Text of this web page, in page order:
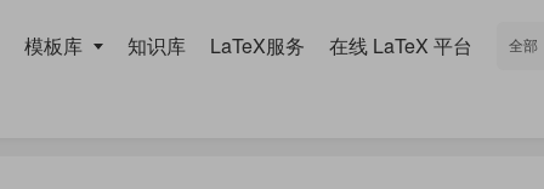
模板库 知识库 LaTeX服务 在线 LaTeX 平台